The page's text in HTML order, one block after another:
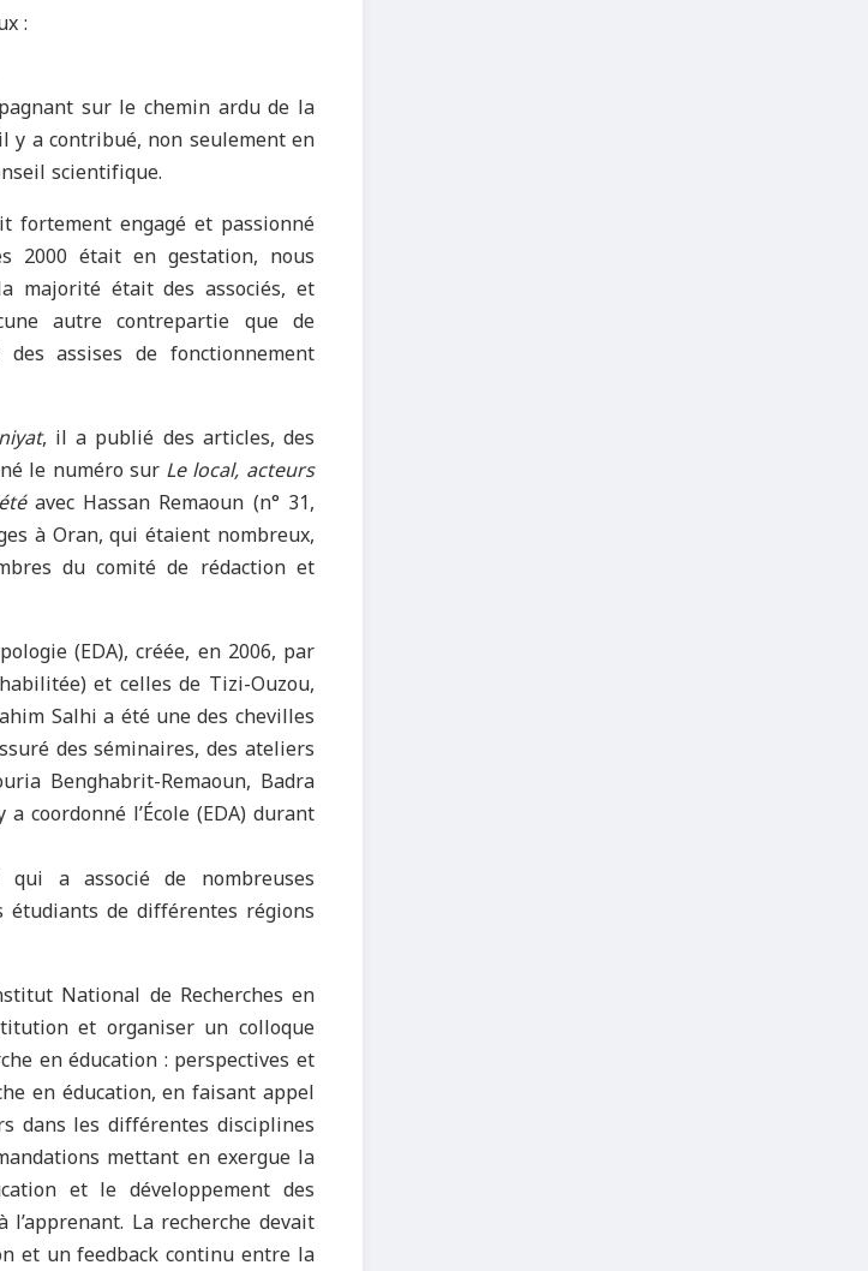
:
sur le chemin ardu de la
y a contribué, non seulement en
scientifique.
fortement engagé et passionné
2000 était en gestation, nous
majorité était des associés, et
autre contrepartie que de
assises de fonctionnement
, il a publié des articles, des
le numéro surLe local, acteurs
avec Hassan Remaoun (n° 31,
à Oran, qui étaient nombreux,
du comité de rédaction et
(EDA), créée, en 2006, par
et celles de Tizi-Ouzou,
Salhi a été une des chevilles
des séminaires, des ateliers
Benghabrit-Remaoun, Badra
coordonné l’École (EDA) durant
qui a associé de nombreuses
de différentes régions
National de Recherches en
et organiser un colloque
en éducation : perspectives et
en éducation, en faisant appel
dans les différentes disciplines
mettant en exergue la
et le développement des
La recherche devait
et un feedback continu entre la